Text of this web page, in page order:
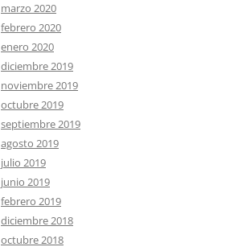
marzo 2020
febrero 2020
enero 2020
diciembre 2019
noviembre 2019
octubre 2019
septiembre 2019
agosto 2019
julio 2019
junio 2019
febrero 2019
diciembre 2018
octubre 2018